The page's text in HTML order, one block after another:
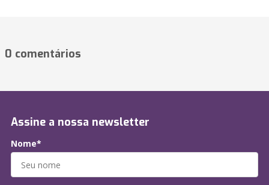
0 comentários
Assine a nossa newsletter
Nome*